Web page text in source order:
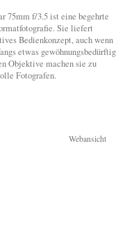
75mm f/3.5 ist eine begehrte
Sie liefert
Bedienkonzept, auch wenn
etwas gewöhnungsbedürftig
Objektive machen sie zu
Fotografen.
Webansicht